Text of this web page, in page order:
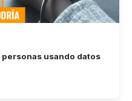
personas usando datos